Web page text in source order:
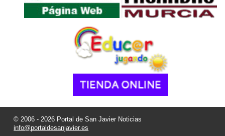
© 2006 - 2026 Portal de San Javier Noticias
info@portaldesanjavier.es